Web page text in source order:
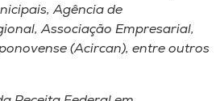
Agência de
Associação Empresarial,
(Acircan), entre outros